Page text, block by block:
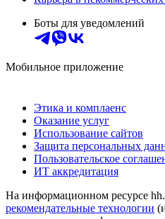
Боты для уведомлений
Мобильное приложение
Этика и комплаенс
Оказание услуг
Использование сайтов
Защита персональных
Пользовательское
ИТ аккредитация
На информационном ресурсе
рекомендательные технологии